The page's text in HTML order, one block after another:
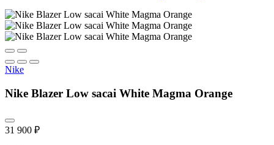
Nike
Nike Blazer Low sacai White Magma Orange
31 900 ₽